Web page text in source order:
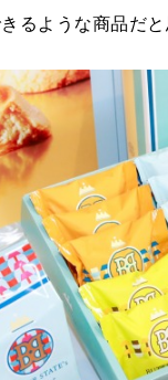
るような商品だ